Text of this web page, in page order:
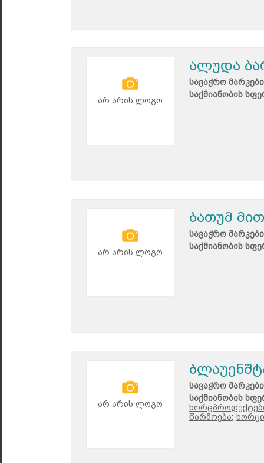
არ არის ლოგო
ალუდა
სავაჭრო
საქმიანობის
არ არის ლოგო
ბათუმ
სავაჭრო
საქმიანობის
არ არის ლოგო
სავაჭრო
საქმიანობის
წარმოება;